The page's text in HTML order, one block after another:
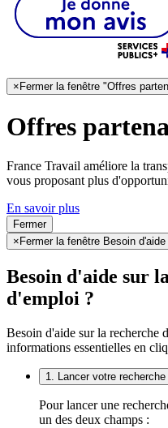
×Fermer la fenêtre "Offres
Offres
France Travail améliore la
vous proposant plus
En savoir plus
Fermer
× Fermer la fenêtre Besoin
Besoin d'aide sur
d'emploi ?
Besoin d'aide sur la recherche
informations essentielles en
1. Lancer votre recherche
Pour lancer une
un des deux champs :